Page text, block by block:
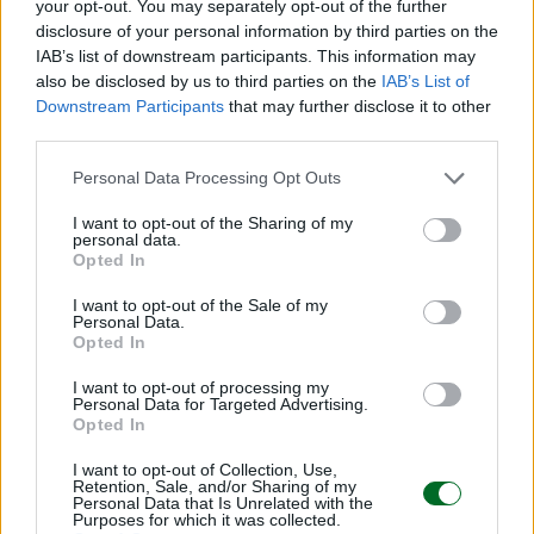
your opt-out. You may separately opt-out of the further
disclosure of your personal information by third parties on the
IAB’s list of downstream participants. This information may
also be disclosed by us to third parties on the IAB’s List of
Downstream Participants that may further disclose it to other
Personal Data Processing Opt Outs
I want to opt-out of the Sharing of my
personal data.
Opted In
I want to opt-out of the Sale of my
Personal Data.
Opted In
I want to opt-out of processing my
Personal Data for Targeted Advertising.
Opted In
I want to opt-out of Collection, Use,
Retention, Sale, and/or Sharing of my
Personal Data that Is Unrelated with the
Purposes for which it was collected.
potremmo anche arrivare a crescere su base
annuale nel quarto trimestre”.
Il parere degli esperti
“Nel racconto che Stm fa agli investitori, la
dal presente al futuro. Il baricentro ora è il 2026,
forse il 2027”, commenta Gabriel Debach, market
analyst di eToro. Nel frattempo, però,
serve
pazienza e cautela. È chiaro che Stm sta
segnali di miglioramento ci sarebbero: “Il primo
trimestre ha segnato il fondo. – analizza Debach